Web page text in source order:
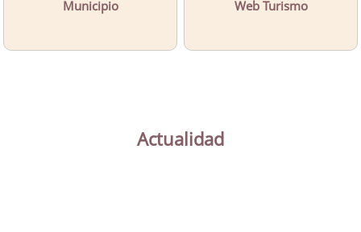
Municipio Web Turismo
Actualidad